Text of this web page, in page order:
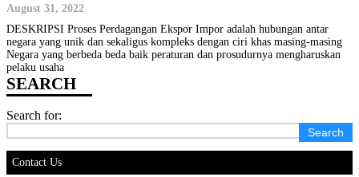
August 31, 2022
DESKRIPSI Proses Perdagangan Ekspor Impor adalah hubungan antar
negara yang unik dan sekaligus kompleks dengan ciri khas masing-masing
Negara yang berbeda beda baik peraturan dan prosudurnya mengharuskan
pelaku usaha
Search for:
Contact Us